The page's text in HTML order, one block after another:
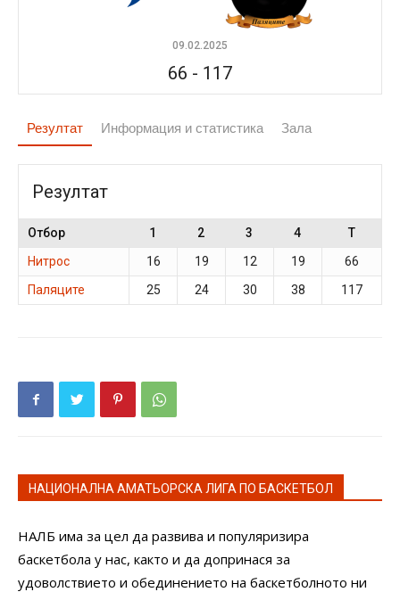
09.02.2025
66 - 117
Резултат Информация и статистика Зала
Резултат
Отбор 1 2 3 4
T
Нитрос
16 19 12 19
66
Паляците
25 24 30 38 117
НАЦИОНАЛНА АМАТЬОРСКА ЛИГА ПО БАСКЕТБОЛ
НАЛБ има за цел да развива и популяризира
баскетбола у нас, както и да допринася за
удоволствието и обединението на баскетболното ни